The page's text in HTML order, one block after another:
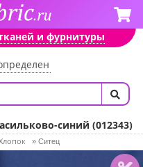
и фурнитуры
синий (012343)
» Ситец